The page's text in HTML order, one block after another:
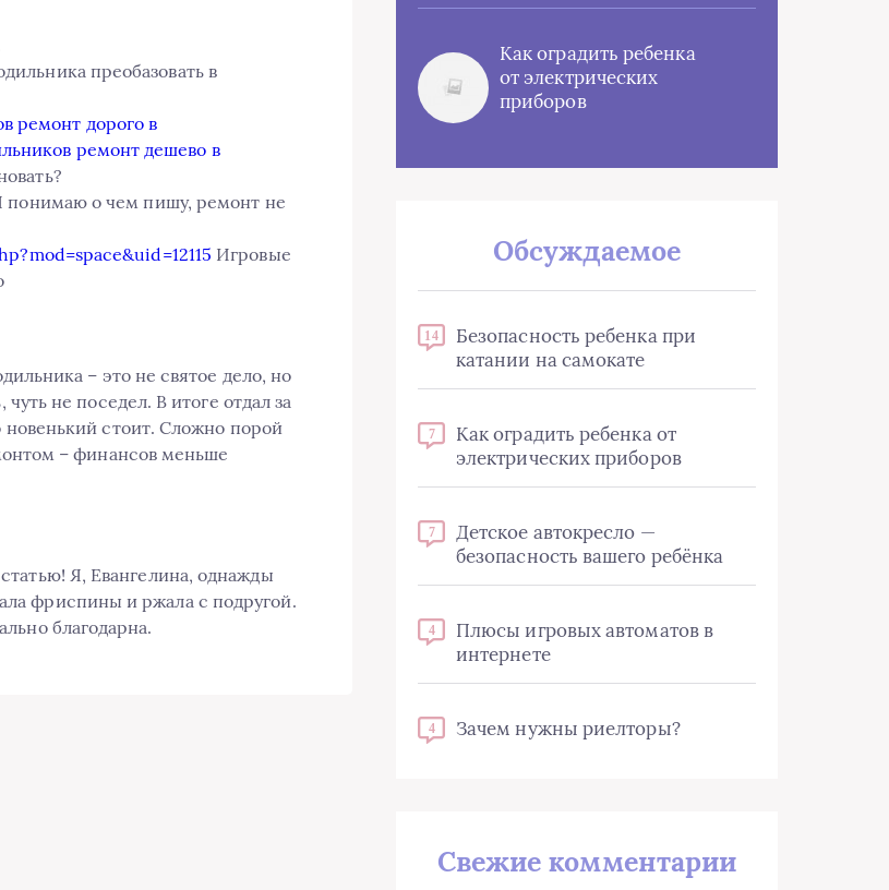
преобазовать в
ремонт дорого в
ремонт дешево в
понимаю о чем пишу, ремонт не
Игровые
– это не святое дело, но
не поседел. В итоге отдал за
стоит. Сложно порой
– финансов меньше
Я, Евангелина, однажды
фриспины и ржала с подругой.
благодарна.
Как оградить ребенка
от электрических
приборов
Обсуждаемое
14
Безопасность ребенка при
катании на самокате
7
Как оградить ребенка от
электрических приборов
7
Детское автокресло —
безопасность вашего ребёнка
4
Плюсы игровых автоматов в
интернете
4 Зачем нужны риелторы?
Свежие комментарии